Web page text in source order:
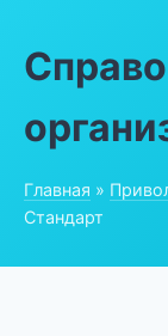
Главная »
Стандарт